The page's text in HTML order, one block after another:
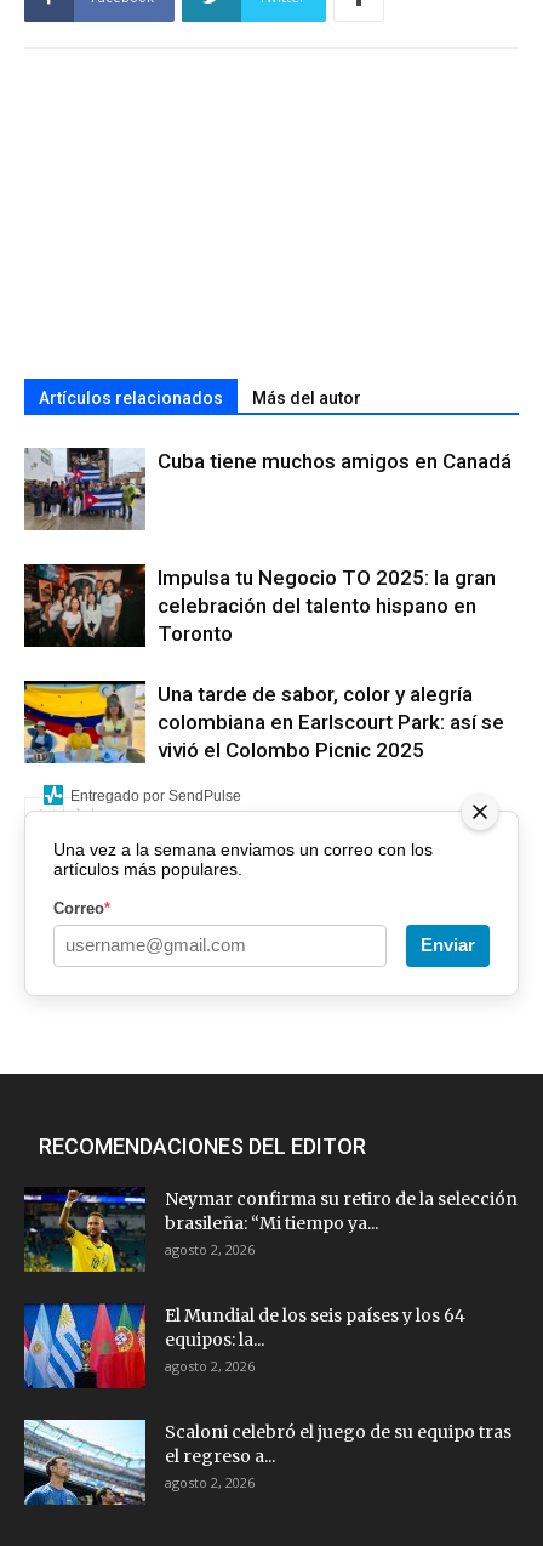
Artículos relacionados Más del autor
Cuba tiene muchos amigos en Canadá
Impulsa tu Negocio TO 2025: la gran
celebración del talento hispano en
Toronto
Una tarde de sabor, color y alegría
colombiana en Earlscourt Park: así se
vivió el Colombo Picnic 2025
Una vez a la semana enviamos un correo con los
artículos más populares.
Correo*
Enviar
Entregado por SendPulse
RECOMENDACIONES DEL EDITOR
Neymar confirma su retiro de la selección
brasileña: “Mi tiempo ya...
agosto 2, 2026
El Mundial de los seis países y los 64
equipos: la...
agosto 2, 2026
Scaloni celebró el juego de su equipo tras
el regreso a...
agosto 2, 2026